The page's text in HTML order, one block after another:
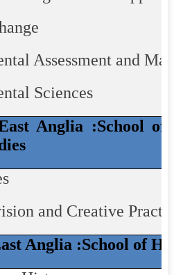
Assessment and
Sciences
Anglia :School of
and Creative
Anglia :School of